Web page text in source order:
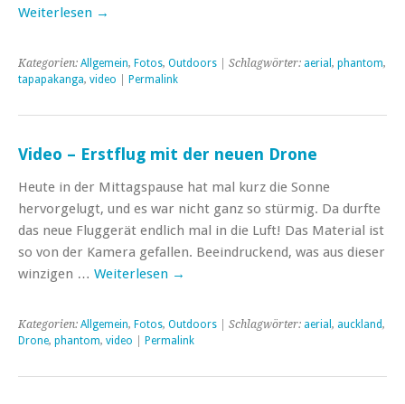
Weiterlesen →
Kategorien: Allgemein, Fotos, Outdoors | Schlagwörter: aerial , phantom,
tapapakanga, video Permalink
Video – Erstflug mit der neuen Drone
Heute in der Mittagspause hat mal kurz die Sonne
hervorgelugt, und es war nicht ganz so stürmig. Da durfte
das neue Fluggerät endlich mal in die Luft! Das Material ist
so von der Kamera gefallen. Beeindruckend, was aus dieser
winzigen … Weiterlesen →
Kategorien: Allgemein, Fotos, Outdoors | Schlagwörter: aerial , auckland,
Drone, phantom, video Permalink